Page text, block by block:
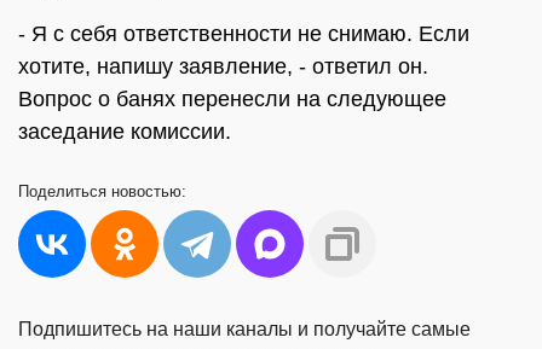
- Я с себя ответственности не снимаю. Если
хотите, напишу заявление, - ответил он.
Вопрос о банях перенесли на следующее
заседание комиссии.
Поделиться новостью:
Подпишитесь на наши каналы и получайте самые